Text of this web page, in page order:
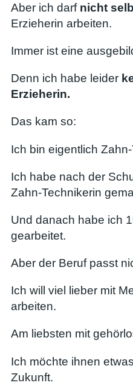
Aber ich darf nicht
Erzieherin arbeiten.
Immer ist eine
Denn ich habe leider
Erzieherin.
Das kam so:
Ich bin eigentlich
Ich habe nach der
Zahn-Technikerin
Und danach habe ich
gearbeitet.
Aber der Beruf passt
Ich will viel lieber mit
arbeiten.
Am liebsten mit
Ich möchte ihnen
Zukunft.